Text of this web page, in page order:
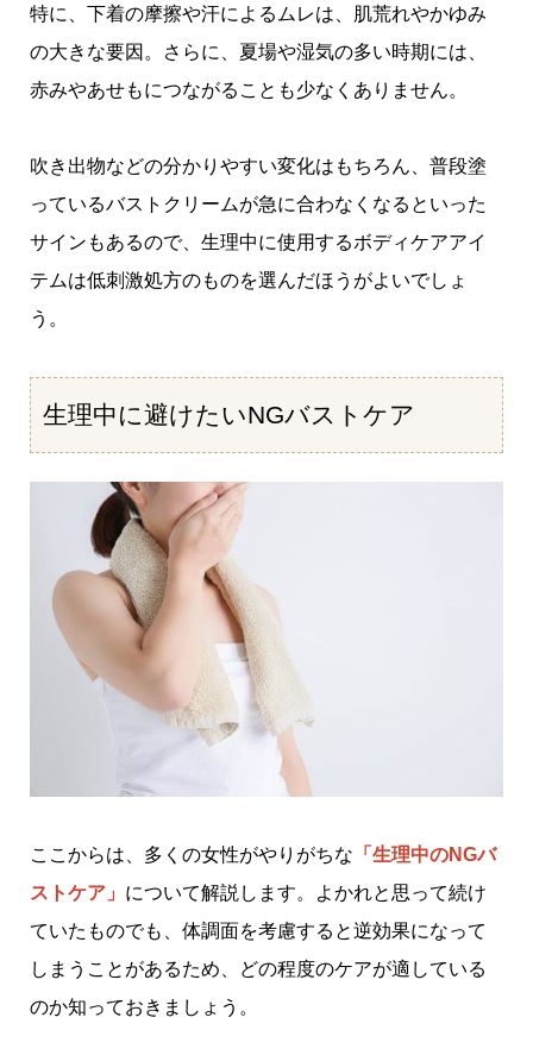
特に、下着の摩擦や汗によるムレは、肌荒れやかゆみ
の大きな要因。さらに、夏場や湿気の多い時期には、
赤みやあせもにつながることも少なくありません。
吹き出物などの分かりやすい変化はもちろん、普段塗
っているバストクリームが急に合わなくなるといった
サインもあるので、生理中に使用するボディケアアイ
テムは低刺激処方のものを選んだほうがよいでしょ
う。
生理中に避けたいNGバストケア
ここからは、多くの女性がやりがちな 「生理中のNGバ
ストケア」 について解説します。よかれと思って続け
ていたものでも、体調面を考慮すると逆効果になって
しまうことがあるため、どの程度のケアが適している
のか知っておきましょう。